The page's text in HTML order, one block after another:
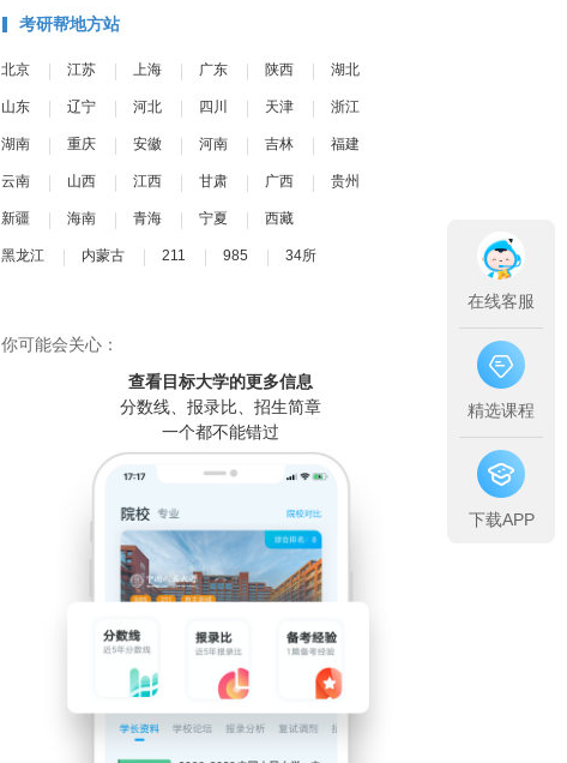
考研帮地方站
北京 江苏 上海 广东 陕西 湖北
山东 辽宁 河北 四川 天津 浙江
湖南 重庆 安徽 河南 吉林 福建
云南 山西 江西 甘肃 广西 贵州
新疆 海南 青海 宁夏 西藏
黑龙江 内蒙古 211 985 34所
你可能会关心：
查看目标大学的更多信息
分数线、报录比、招生简章
一个都不能错过
在线客服
精选课程
下载APP